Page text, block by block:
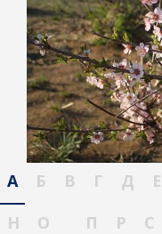
А Б В Г Д Е
Н
О П Р С